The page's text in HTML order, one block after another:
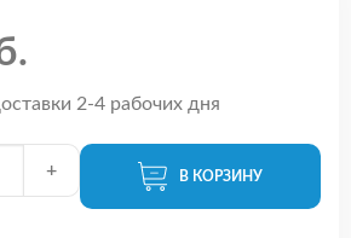
2-4 рабочих дня
+ В КОРЗИНУ